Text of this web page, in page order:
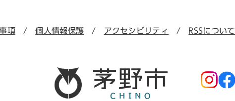
項 個人情報保護 アクセシビリティ RSSについて